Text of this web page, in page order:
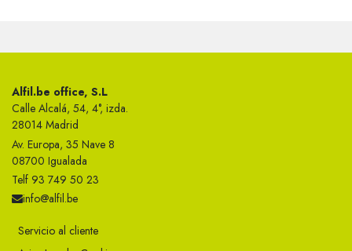
Alfil.be office, S.L
Calle Alcalá, 54, 4°, izda.
28014 Madrid
Av. Europa, 35 Nave 8
08700 Igualada
Telf 93 749 50 23
info@alfil.be
Servicio al cliente